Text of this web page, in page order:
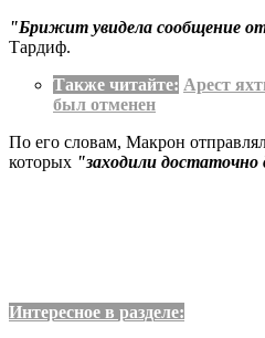
"Брижит увидела сообщение
Тардиф.
Также читайте: Арест
был отменен
По его словам, Макрон
которых "заходили достаточно
Интересное в разделе: